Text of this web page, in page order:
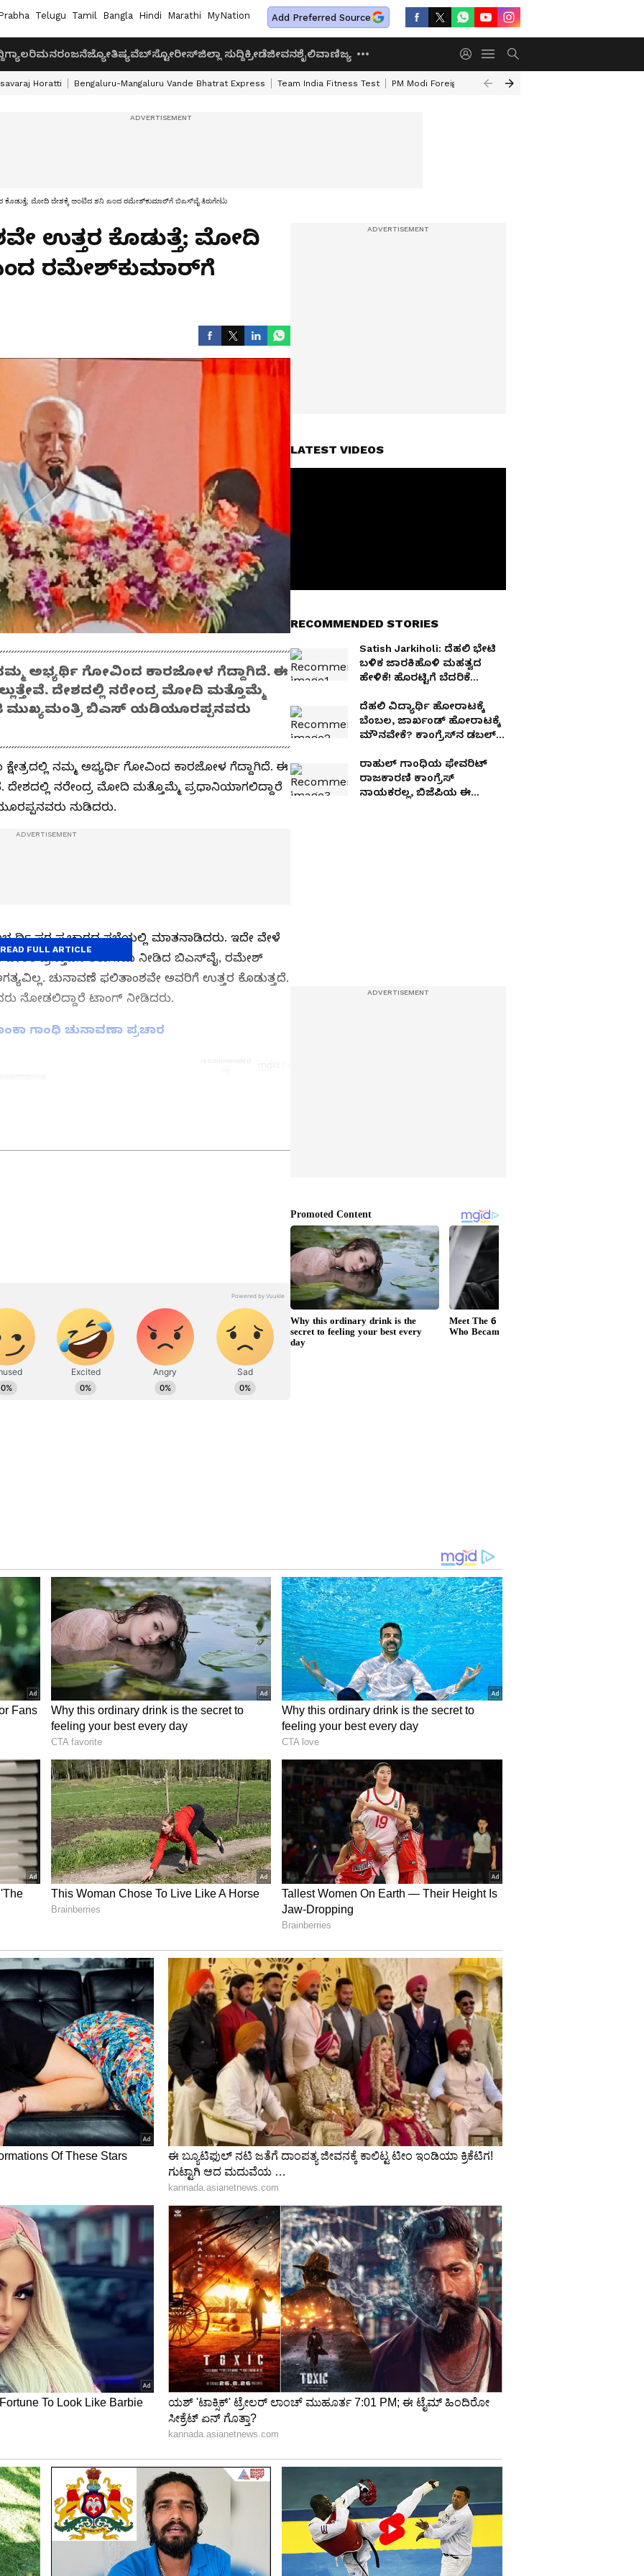
Telugu Tamil Bangla Hindi Marathi MyNation Add Preferred Source
ಗ್ಯಾಲರಿಮನರಂಜನೆಜ್ಯೋತಿಷ್ಯವೆಬ್‌ಸ್ಟೋರೀಸ್ಜಿಲ್ಲಾ ಸುದ್ದಿಕ್ರೀಡೆಜೀವನಶೈಲಿವಾಣಿಜ್ಯ
Horatti Bengaluru-Mangaluru Vande Bhatrat Express Team India Fitness Test PM Modi Foreign Travel Expenditure
ಕೊಡುತ್ತೆ; ಮೋದಿ ದೇಶಕ್ಕೆ ಅಂಟಿದ ಶನಿ ಎಂದ ರಮೇಶ್‌ಕುಮಾರ್‌ಗೆ ಬಿಎಸ್‌ವೈ ತಿರುಗೇಟು
ಉತ್ತರ ಕೊಡುತ್ತೆ; ಮೋದಿ
ರಮೇಶ್‌ಕುಮಾರ್‌ಗೆ
ನಮ್ಮ ಅಭ್ಯರ್ಥಿ ಗೋವಿಂದ ಕಾರಜೋಳ ಗೆದ್ದಾಗಿದೆ. ಈ
ದೇಶದಲ್ಲಿ ನರೇಂದ್ರ ಮೋದಿ ಮತ್ತೊಮ್ಮೆ
ಮುಖ್ಯಮಂತ್ರಿ ಬಿಎಸ್ ಯಡಿಯೂರಪ್ಪನವರು
ನಮ್ಮ ಅಭ್ಯರ್ಥಿ ಗೋವಿಂದ ಕಾರಜೋಳ ಗೆದ್ದಾಗಿದೆ. ಈ
ದೇಶದಲ್ಲಿ ನರೇಂದ್ರ ಮೋದಿ ಮತ್ತೊಮ್ಮೆ ಪ್ರಧಾನಿಯಾಗಲಿದ್ದಾರೆ
ನುಡಿದರು.
ಪರ ಪ್ರಚಾರದ ಸಭೆಯಲ್ಲಿ ಮಾತನಾಡಿದರು. ಇದೇ ವೇಳೆ
ಪ್ರಸ್ತಾಪಿಸಿ ತಿರುಗೇಟು ನೀಡಿದ ಬಿಎಸ್‌ವೈ, ರಮೇಶ್
ಚುನಾವಣೆ ಫಲಿತಾಂಶವೇ ಅವರಿಗೆ ಉತ್ತರ ಕೊಡುತ್ತದೆ.
ನೋಡಲಿದ್ದಾರೆ ಟಾಂಗ್ ನೀಡಿದರು.
ಗಾಂಧಿ ಚುನಾವಣಾ ಪ್ರಚಾರ
ಪರ ಭರ್ಜರಿಯಾಗಿ ಮತಯಾಚನೆ ನಡೆಸಿದರು.
ನಿರ್ಣಾಯಕವಾಗಿವೆ. ಈ ಹಿನ್ನೆಲೆ ಲಿಂಗಾಯತ ಮತಗಳನ್ನು
ಬಿಎಸ್‌ವೈ. ಈ ವೇಳೆ ಬಿಜೆಪಿ ಅಭ್ಯರ್ಥಿ ಗೋವಿಂದ ಕಾರಜೋಳ,
READ FULL ARTICLE
ನ್ಯೂಸ್ ಮಾನಿಟರಿಂಗ್ ಆಗಿ ಹಲವು ವರ್ಷಗಳ ಸೇವೆ,
ರಾಯಚೂರು ಜಿಲ್ಲೆಯ ಜಾನೇಕಲ್ ಗ್ರಾಮದವರಾದ ಇವರು ಓದು,
LATEST VIDEOS
RECOMMENDED STORIES
Satish Jarkiholi: ದೆಹಲಿ ಭೇಟಿ
ಬಳಿಕ ಜಾರಕಿಹೊಳಿ ಮಹತ್ವದ
ಹೇಳಿಕೆ! ಹೊರಟ್ಟಿಗೆ ಬೆದರಿಕೆ
ದೆಹಲಿ ವಿದ್ಯಾರ್ಥಿ ಹೋರಾಟಕ್ಕೆ
ಬೆಂಬಲ, ಜಾರ್ಖಂಡ್ ಹೋರಾಟಕ್ಕೆ
ಮೌನವೇಕೆ? ಕಾಂಗ್ರೆಸ್‌ನ ಡಬಲ್
ರಾಹುಲ್ ಗಾಂಧಿಯ ಫೇವರಿಟ್
ರಾಜಕಾರಣಿ ಕಾಂಗ್ರೆಸ್
ನಾಯಕರಲ್ಲ, ಬಿಜೆಪಿಯ ಈ